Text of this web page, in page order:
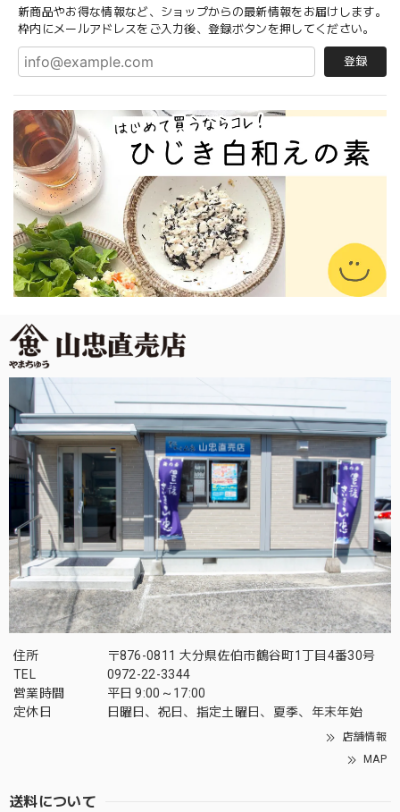
新商品やお得な情報など、ショップからの最新情報をお届けします。
枠内にメールアドレスをご入力後、登録ボタンを押してください。
登録
住所
〒876-0811 大分県佐伯市鶴谷町1丁目4番30号
TEL
0972-22-3344
営業時間
平日 9:00～17:00
定休日
日曜日、祝日、指定土曜日、夏季、年末年始
店舗情報
MAP
送料について